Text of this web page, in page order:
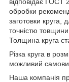
обробки
заготовки круга,
точністю
Толщина круга
Різка круга в
можливий
Наша компанія